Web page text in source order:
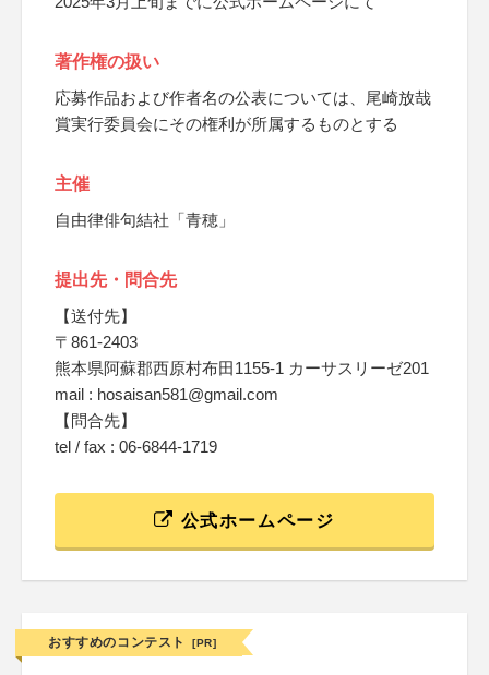
著作権の扱い
応募作品および作者名の公表については、尾崎放哉
賞実行委員会にその権利が所属するものとする
主催
自由律俳句結社「青穂」
提出先・問合先
【送付先】
〒861-2403
熊本県阿蘇郡西原村布田1155-1 カーサスリーゼ201
mail : hosaisan581@gmail.com
【問合先】
tel / fax : 06-6844-1719
公式ホームページ
おすすめのコンテスト [PR]